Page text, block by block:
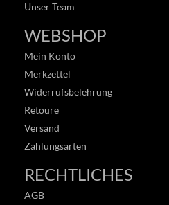
Unser Team
WEBSHOP
Mein Konto
Merkzettel
Widerrufsbelehrung
Retoure
Versand
Zahlungsarten
RECHTLICHES
AGB